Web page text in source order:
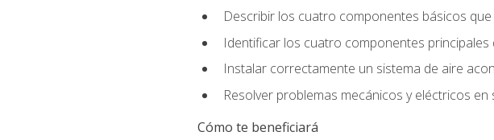
Describir los cuatro componentes básicos
Identificar los cuatro componentes
Instalar correctamente un sistema de aire
Resolver problemas mecánicos y eléctricos
Cómo te beneficiará